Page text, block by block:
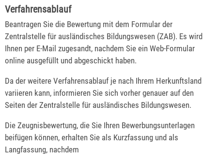
Verfahrensablauf
Beantragen Sie die Bewertung mit dem Formular der
Zentralstelle für ausländisches Bildungswesen (ZAB). Es wird
Ihnen per E-Mail zugesandt, nachdem Sie ein Web-Formular
online ausgefüllt und abgeschickt haben.
Da der weitere Verfahrensablauf je nach Ihrem Herkunftsland
variieren kann, informieren Sie sich vorher genauer auf den
Seiten der Zentralstelle für ausländisches Bildungswesen.
Die Zeugnisbewertung, die Sie Ihren Bewerbungsunterlagen
beifügen können, erhalten Sie als Kurzfassung und als
Langfassung, nachdem